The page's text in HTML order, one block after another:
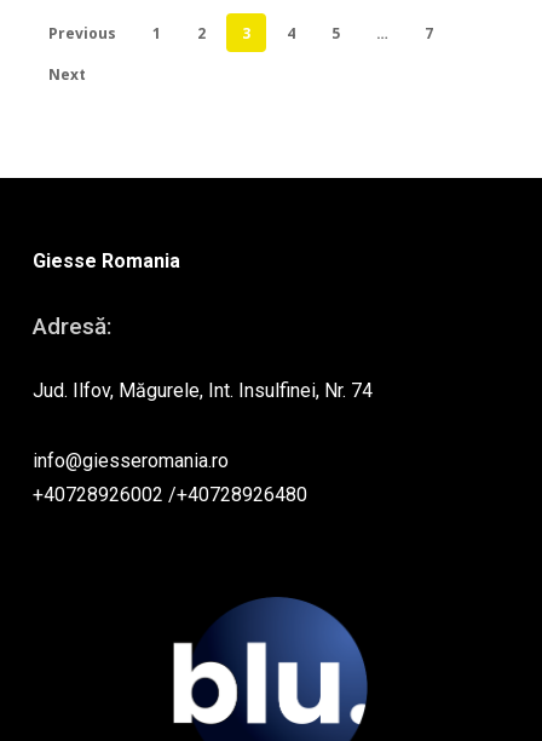
Previous 1 2 3 4 5 …
7
Next
Giesse Romania
Adresă:
Jud. Ilfov, Măgurele, Int. Insulfinei, Nr. 74
info@giesseromania.ro
+40728926002 /+40728926480